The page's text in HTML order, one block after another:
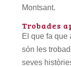
Montsant.
Trobades
El que fa que
són les
seves